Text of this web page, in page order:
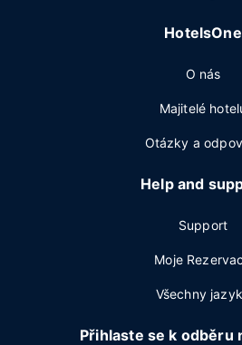
HotelsOne
O nás
Majitelé
Otázky a
Help and
Support
Moje
Všechny
Přihlaste se k odběru